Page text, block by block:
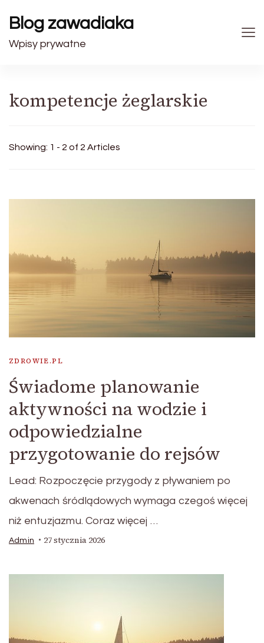
Blog zawadiaka
Wpisy prywatne
kompetencje żeglarskie
Showing: 1 - 2 of 2 Articles
ZDROWIE.PL
Świadome planowanie
aktywności na wodzie i
odpowiedzialne
przygotowanie do rejsów
Lead: Rozpoczęcie przygody z pływaniem po
akwenach śródlądowych wymaga czegoś więcej
niż entuzjazmu. Coraz więcej …
Admin 27 stycznia 2026